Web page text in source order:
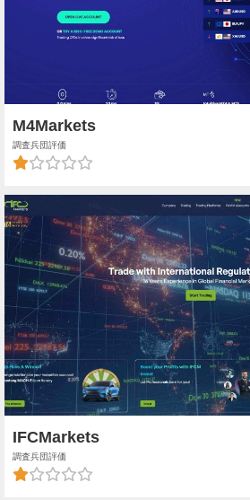
M4Markets
調査兵団評価
IFCMarkets
調査兵団評価